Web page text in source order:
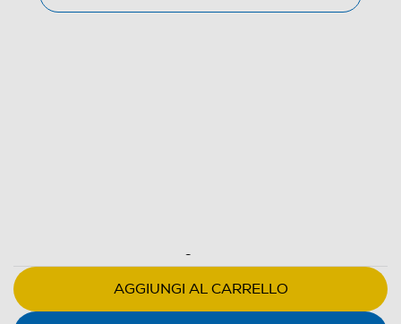
(0)
AGGIUNGI AL CARRELLO